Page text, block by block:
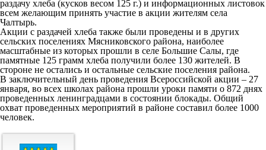
раздачу хлеба (кусков весом 125 г.) и информационных листовок
всем желающим принять участие в акции жителям села
Чалтырь.
Акции с раздачей хлеба также были проведены и в других
сельских поселениях Мясниковского района, наиболее
масштабные из которых прошли в селе Большие Салы, где
памятные 125 грамм хлеба получили более 130 жителей. В
стороне не остались и остальные сельские поселения района.
В заключительный день проведения Всероссийской акции – 27
января, во всех школах района прошли уроки памяти о 872 днях
проведенных ленинградцами в состоянии блокады. Общий
охват проведенных мероприятий в районе составил более 1000
человек.